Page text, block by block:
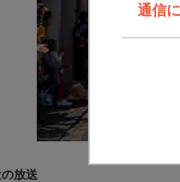
通信
放送